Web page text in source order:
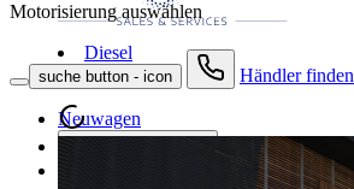
suche button - icon Händler finden
Neuwagen
Motorisierung auswählen
Diesel